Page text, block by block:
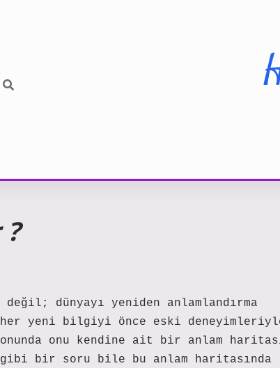
dünyayı yeniden anlamlandırma
yeni bilgiyi önce eski
onu kendine ait bir anlam
bir soru bile bu anlam haritasında